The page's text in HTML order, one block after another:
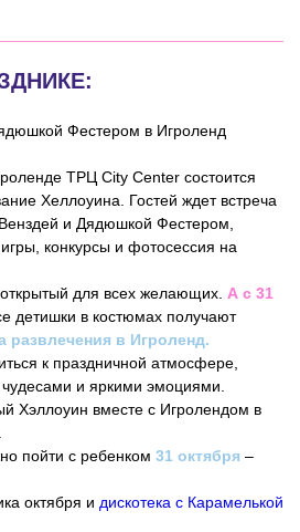
Фестером в Игроленд
ТРЦ City Center состоится
Хеллоуина. Гостей ждет встреча
и Дядюшкой Фестером,
конкурсы и фотосессия на
для всех желающих. А с 31
детишки в костюмах получают
развлечения в Игроленд.
к праздничной атмосфере,
и яркими эмоциями.
Хэллоуин вместе с Игролендом в
пойти с ребенком 31 октября –
октября и дискотека с Карамелькой